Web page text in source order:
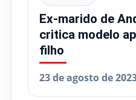
Ex-marido de
critica modelo
filho
23 de agosto de